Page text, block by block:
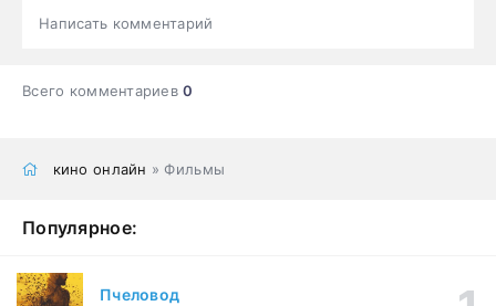
Написать комментарий
Всего комментариев0
кино онлайн » Фильмы
Популярное:
Пчеловод